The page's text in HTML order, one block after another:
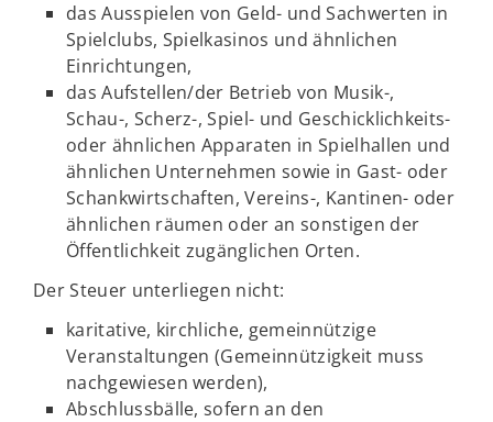
das Ausspielen von Geld- und Sachwerten in
Spielclubs, Spielkasinos und ähnlichen
Einrichtungen,
das Aufstellen/der Betrieb von Musik-,
Schau-, Scherz-, Spiel- und Geschicklichkeits-
oder ähnlichen Apparaten in Spielhallen und
ähnlichen Unternehmen sowie in Gast- oder
Schankwirtschaften, Vereins-, Kantinen- oder
ähnlichen räumen oder an sonstigen der
Öffentlichkeit zugänglichen Orten.
Der Steuer unterliegen nicht:
karitative, kirchliche, gemeinnützige
Veranstaltungen (Gemeinnützigkeit muss
nachgewiesen werden),
Abschlussbälle, sofern an den